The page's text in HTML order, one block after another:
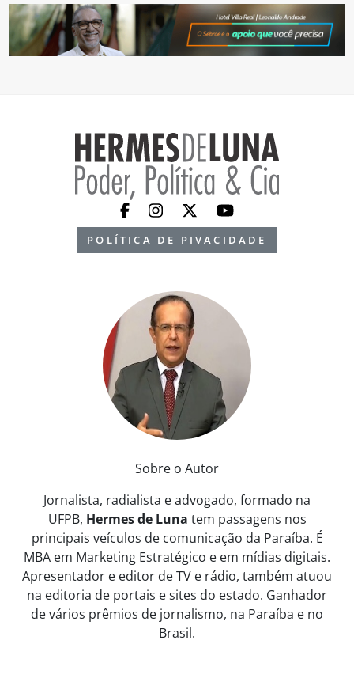
POLÍTICA DE PIVACIDADE
Sobre o Autor
Jornalista, radialista e advogado, formado na
UFPB, Hermes de Luna tem passagens nos
principais veículos de comunicação da Paraíba. É
MBA em Marketing Estratégico e em mídias digitais.
Apresentador e editor de TV e rádio, também atuou
na editoria de portais e sites do estado. Ganhador
de vários prêmios de jornalismo, na Paraíba e no
Brasil.